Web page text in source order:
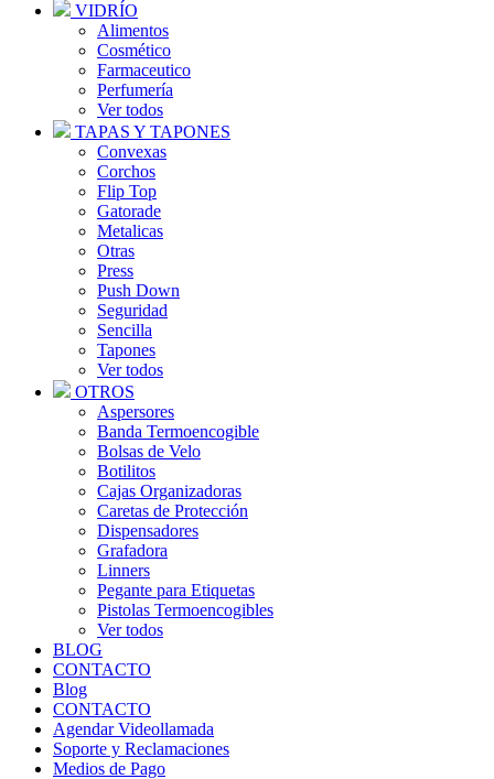
VIDRÍO
Alimentos
Cosmético
Farmaceutico
Perfumería
Ver todos
TAPAS Y TAPONES
Convexas
Corchos
Flip Top
Gatorade
Metalicas
Otras
Press
Push Down
Seguridad
Sencilla
Tapones
Ver todos
OTROS
Aspersores
Banda Termoencogible
Bolsas de Velo
Botilitos
Cajas Organizadoras
Caretas de Protección
Dispensadores
Grafadora
Linners
Pegante para Etiquetas
Pistolas Termoencogibles
Ver todos
BLOG
CONTACTO
Blog
CONTACTO
Agendar Videollamada
Soporte y Reclamaciones
Medios de Pago